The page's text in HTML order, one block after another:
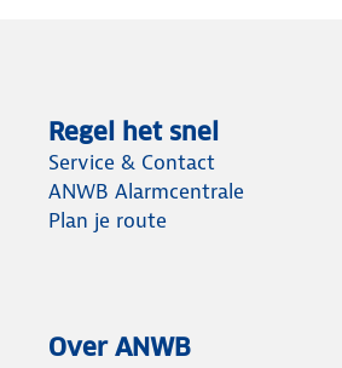
Regel het snel
Service & Contact
ANWB Alarmcentrale
Plan je route
Over ANWB